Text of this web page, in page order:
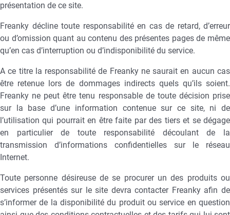
présentation de ce site.
Freanky décline toute responsabilité en cas de retard, d’erreur
ou d’omission quant au contenu des présentes pages de même
qu’en cas d’interruption ou d’indisponibilité du service.
A ce titre la responsabilité de Freanky ne saurait en aucun cas
être retenue lors de dommages indirects quels qu’ils soient.
Freanky ne peut être tenu responsable de toute décision prise
sur la base d’une information contenue sur ce site, ni de
l’utilisation qui pourrait en être faite par des tiers et se dégage
en particulier de toute responsabilité découlant de la
transmission d’informations confidentielles sur le réseau
Internet.
Toute personne désireuse de se procurer un des produits ou
services présentés sur le site devra contacter Freanky afin de
s’informer de la disponibilité du produit ou service en question